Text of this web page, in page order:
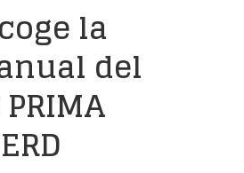
la
del